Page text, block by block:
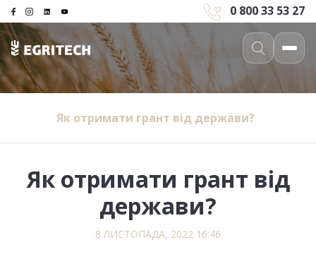
0 800 33 53 27
Як отримати грант від держави?
Як отримати грант від
держави?
8 ЛИСТОПАДА, 2022 16:46